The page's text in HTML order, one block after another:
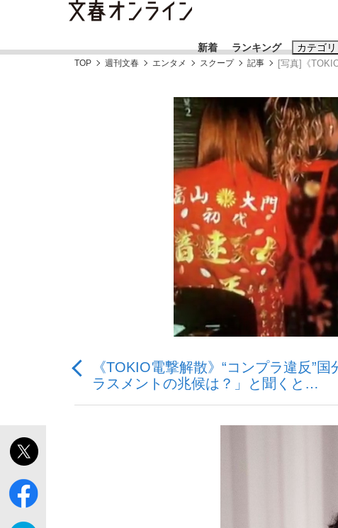
新着 ランキング カテゴリ
「90%は失敗する。でも…」本田圭佑が初めて
終戦から81年
観る将棋、読む将棋
おすすめのキー
#藤田晋 #三山凌
#玉木雄一郎
#亀
TOP 週刊文春 エンタメ スクープ 記事 [写真]《
《TOKIO電撃解散》“コンプラ違反”
ラスメントの兆候は？」と聞くと…